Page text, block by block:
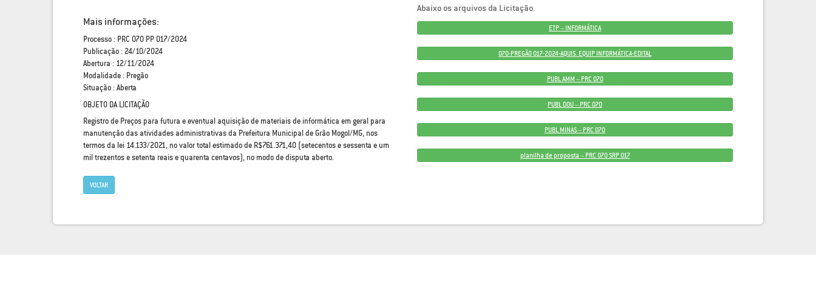
Mais informações:
Processo : PRC 070 PP 017/2024
Publicação : 24/10/2024
Abertura : 12/11/2024
Modalidade : Pregão
Situação : Aberta
OBJETO DA LICITAÇÃO
Registro de Preços para futura e eventual aquisição de materiais de informática em geral para
manutenção das atividades administrativas da Prefeitura Municipal de Grão Mogol/MG, nos
termos da lei 14.133/2021, no valor total estimado de R$761.371,40 (setecentos e sessenta e um
mil trezentos e setenta reais e quarenta centavos), no modo de disputa aberto.
VOLTAR
Abaixo os arquivos da Licitação.
ETP – INFORMÁTICA
070-PREGÃO 017-2024-AQUIS. EQUIP INFORMÁTICA-EDITAL
PUBL AMM – PRC 070
PUBL DOU – PRC 070
PUBL MINAS – PRC 070
planilha de proposta – PRC 070 SRP 017